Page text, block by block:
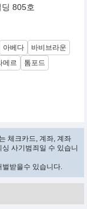
805호
아베다
바비브라운
메르 톰포드
체크카드, 계좌, 계좌
사기범죄일 수 있습니
받을수 있습니다.